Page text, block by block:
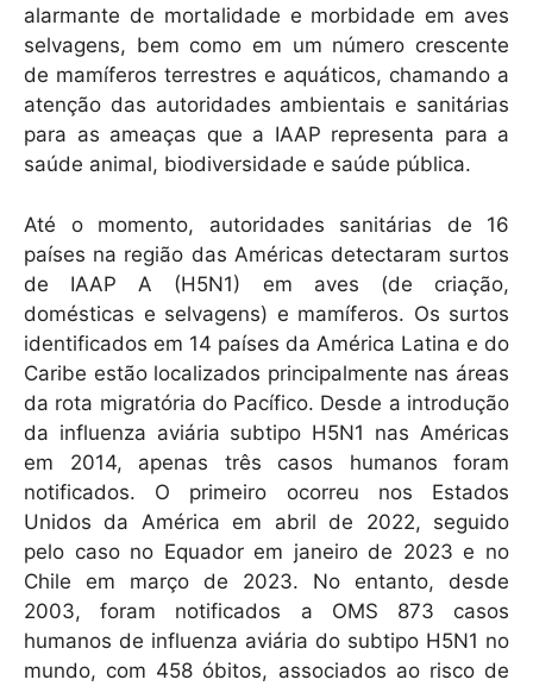
alarmante de mortalidade e morbidade em aves
selvagens, bem como em um número crescente
de mamíferos terrestres e aquáticos, chamando a
atenção das autoridades ambientais e sanitárias
para as ameaças que a IAAP representa para a
saúde animal, biodiversidade e saúde pública.
Até o momento, autoridades sanitárias de 16
países na região das Américas detectaram surtos
de IAAP A (H5N1) em aves (de criação,
domésticas e selvagens) e mamíferos. Os surtos
identificados em 14 países da América Latina e do
Caribe estão localizados principalmente nas áreas
da rota migratória do Pacífico. Desde a introdução
da influenza aviária subtipo H5N1 nas Américas
em 2014, apenas três casos humanos foram
notificados. O primeiro ocorreu nos Estados
Unidos da América em abril de 2022, seguido
pelo caso no Equador em janeiro de 2023 e no
Chile em março de 2023. No entanto, desde
2003, foram notificados a OMS 873 casos
humanos de influenza aviária do subtipo H5N1 no
mundo, com 458 óbitos, associados ao risco de